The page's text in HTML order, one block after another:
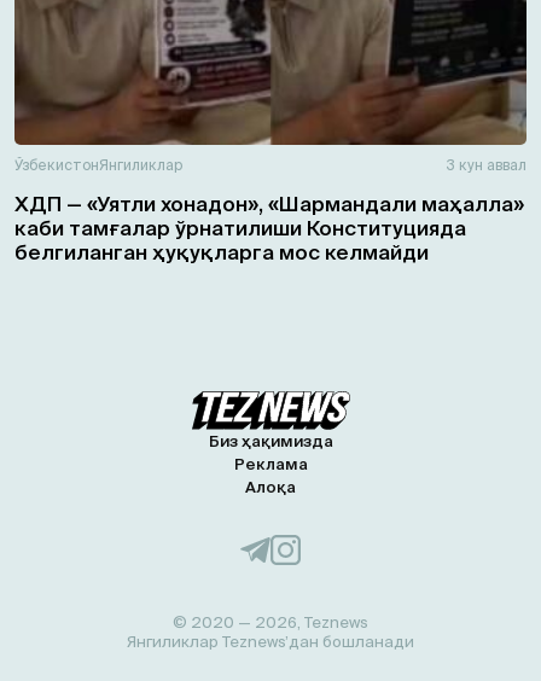
ЎзбекистонЯнгиликлар 3 кун аввал
ХДП — «Уятли хонадон», «Шармандали маҳалла»
каби тамғалар ўрнатилиши Конституцияда
белгиланган ҳуқуқларга мос келмайди
Биз ҳақимизда
Реклама
Алоқа
© 2020 — 2026, Teznews
Янгиликлар Teznews’дан бошланади